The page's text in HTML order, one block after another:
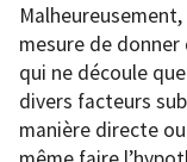
mesure de
qui ne découle
divers facteurs
manière directe